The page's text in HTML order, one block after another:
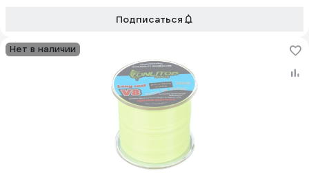
Подписаться
Нет в наличии